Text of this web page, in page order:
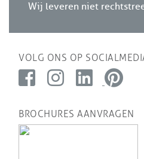
Wij leveren niet
VOLG ONS OP
BROCHURES AANVRAGEN